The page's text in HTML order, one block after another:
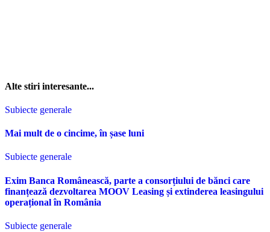
Alte stiri interesante...
Subiecte generale
Mai mult de o cincime, în șase luni
Subiecte generale
Exim Banca Românească, parte a consorțiului de bănci care
finanțează dezvoltarea MOOV Leasing și extinderea leasingului
operațional în România
Subiecte generale